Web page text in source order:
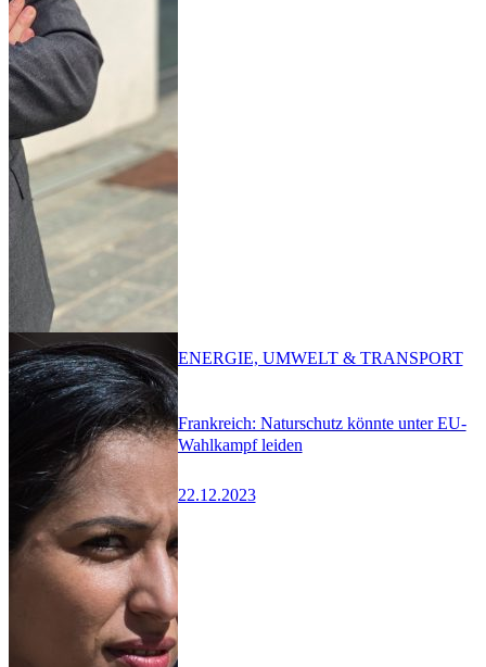
Frankreich: Naturschutz könnte unter EU-
Wahlkampf leiden
22.12.2023
ENERGIE, UMWELT & TRANSPORT